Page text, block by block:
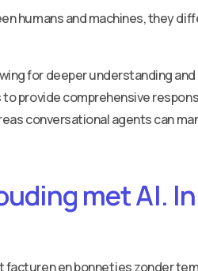
humans and machines, they
for deeper understanding
provide comprehensive
conversational agents can
met AI.
facturen en bonnetjes zonder